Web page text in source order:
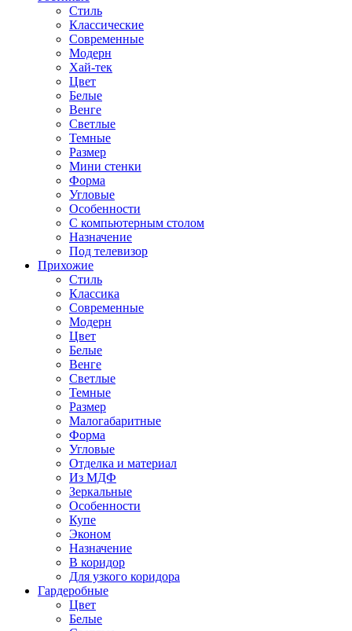
Стиль
Классические
Современные
Модерн
Хай-тек
Цвет
Белые
Венге
Светлые
Темные
Размер
Мини стенки
Форма
Угловые
Особенности
С компьютерным столом
Назначение
Под телевизор
Прихожие
Стиль
Классика
Современные
Модерн
Цвет
Белые
Венге
Светлые
Темные
Размер
Малогабаритные
Форма
Угловые
Отделка и материал
Из МДФ
Зеркальные
Особенности
Купе
Эконом
Назначение
В коридор
Для узкого коридора
Гардеробные
Цвет
Белые